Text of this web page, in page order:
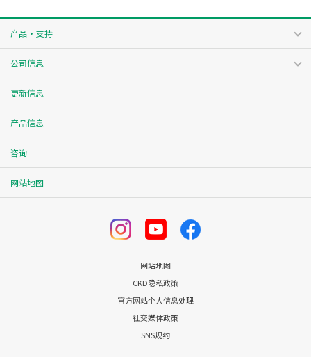
产品・支持
公司信息
更新信息
产品信息
咨询
网站地图
网站地图
CKD隐私政策
官方网站个人信息处理
社交媒体政策
SNS规约